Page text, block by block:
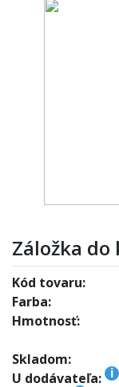
Záložka
Kód tovaru:
Farba:
Hmotnosť:
Skladom:
U dodávateľa:
i